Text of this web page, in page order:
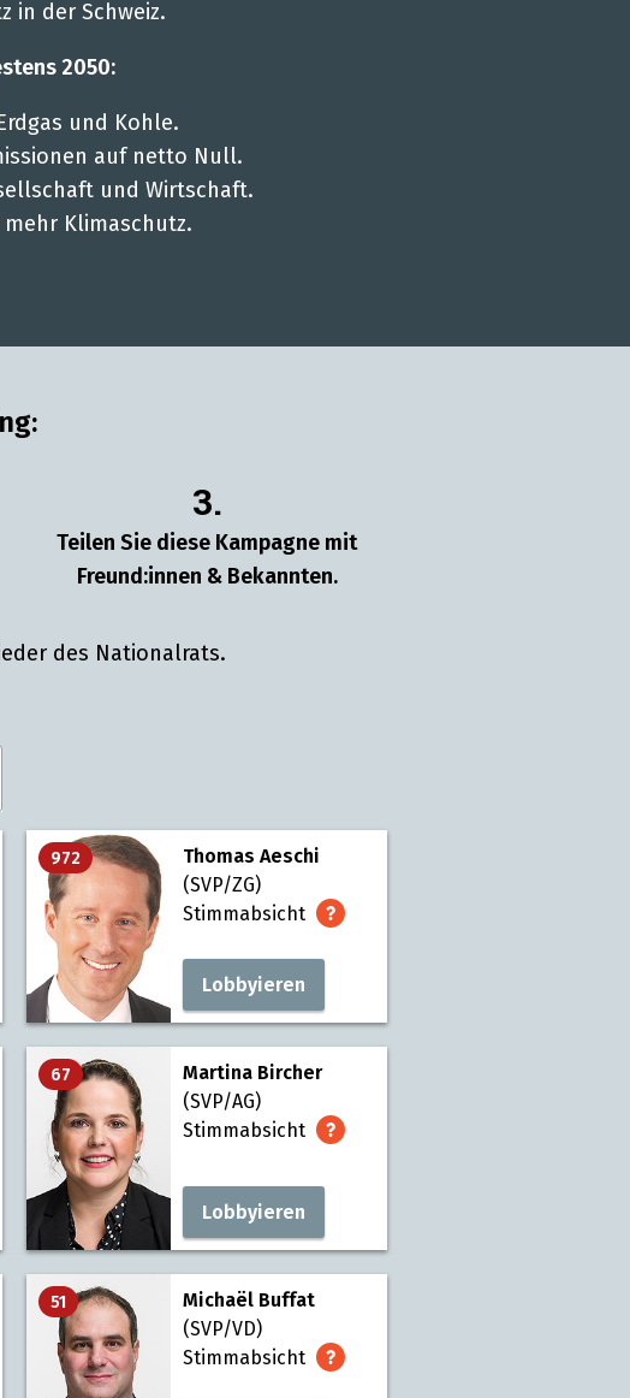
in der Schweiz.
2050:
und Kohle.
auf netto Null.
und Wirtschaft.
Klimaschutz.
3.
Teilen Sie diese Kampagne mit
Freund:innen & Bekannten.
des Nationalrats.
972
Thomas Aeschi
(SVP/ZG)
Stimmabsicht
Lobbyieren
67
Martina Bircher
(SVP/AG)
Stimmabsicht
Lobbyieren
51
Michaël Buffat
(SVP/VD)
Stimmabsicht